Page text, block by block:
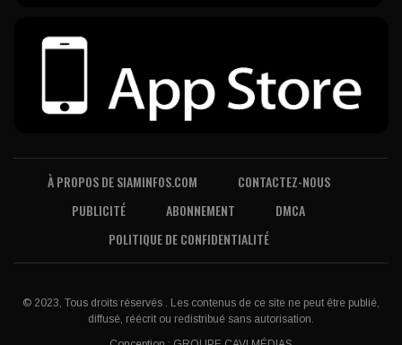
À PROPOS DE SIAMINFOS.COM
CONTACTEZ-NOUS
PUBLICITÉ
ABONNEMENT
DMCA
POLITIQUE DE CONFIDENTIALITÉ
© 2023, Tous droits réservés . Les contenus de ce site ne peut être publié,
diffusé, réécrit ou redistribué sans autorisation.